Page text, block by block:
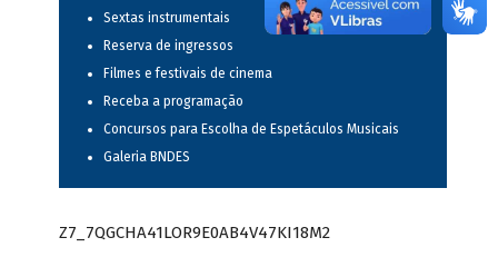
Sextas instrumentais
Reserva de ingressos
Filmes e festivais de cinema
Receba a programação
Concursos para Escolha de Espetáculos Musicais
Galeria BNDES
Z7_7QGCHA41LOR9E0AB4V47KI18M2